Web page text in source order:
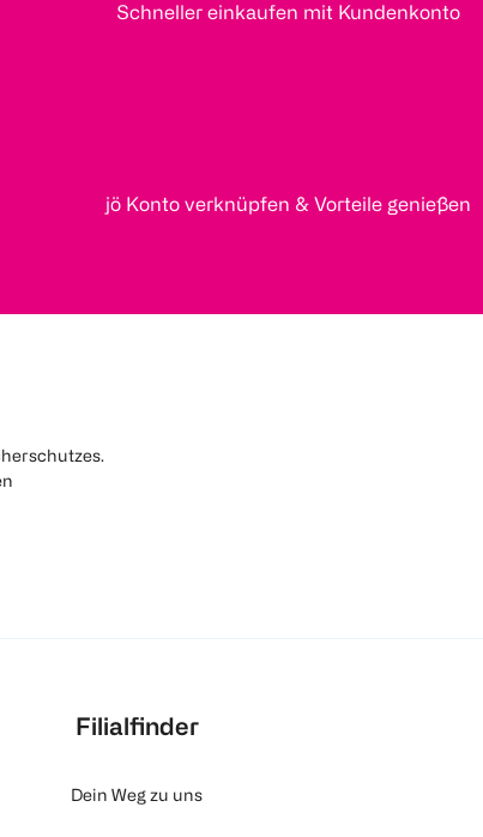
Schneller einkaufen mit Kundenkonto
jö Konto verknüpfen & Vorteile genießen
Filialfinder
Dein Weg zu uns